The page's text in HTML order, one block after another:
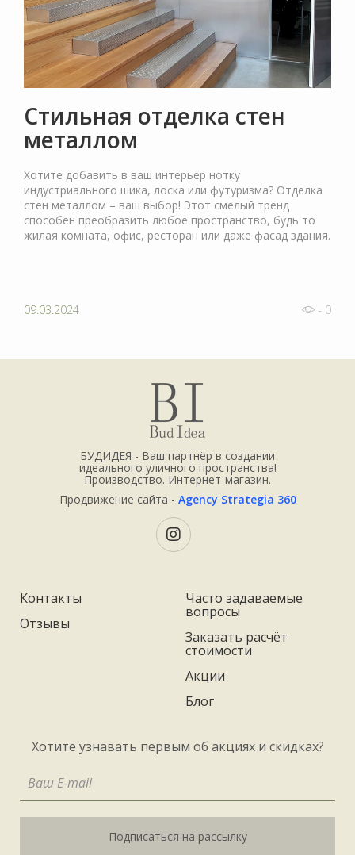
Стильная отделка стен
металлом
Хотите добавить в ваш интерьер нотку
индустриального шика, лоска или футуризма? Отделка
стен металлом – ваш выбор! Этот смелый тренд
способен преобразить любое пространство, будь то
жилая комната, офис, ресторан или даже фасад здания.
09.03.2024 - 0
БУДИДЕЯ - Ваш партнёр в создании
идеального уличного пространства!
Производство. Интернет-магазин.
Продвижение сайта - Agency Strategia 360
Контакты
Отзывы
Часто задаваемые
вопросы
Заказать расчёт
стоимости
Акции
Блог
Хотите узнавать первым об акциях и скидках?
Подписаться на рассылку